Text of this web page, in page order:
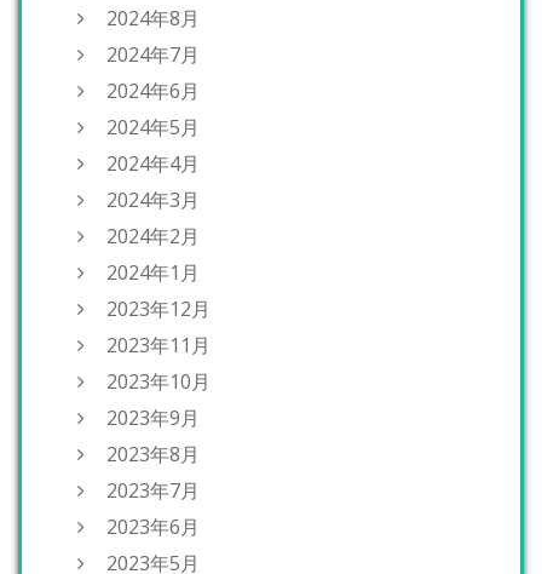
2024年8月
2024年7月
2024年6月
2024年5月
2024年4月
2024年3月
2024年2月
2024年1月
2023年12月
2023年11月
2023年10月
2023年9月
2023年8月
2023年7月
2023年6月
2023年5月